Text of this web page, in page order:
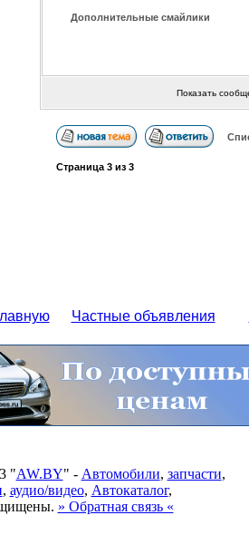
Дополнительные смайлики
Показать
Страница 3из 3
Частные объявления
"AW.BY" - Автомобили, запчасти,
, аудио/видео, Автокаталог,
» Обратная связь «